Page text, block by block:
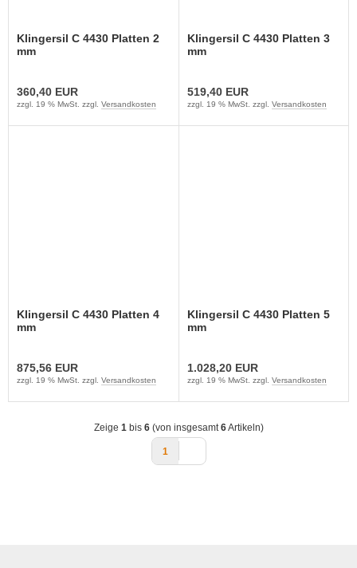
Klingersil C 4430 Platten 2
mm
360,40 EUR
zzgl. 19 % MwSt. zzgl. Versandkosten
Klingersil C 4430 Platten 3
mm
519,40 EUR
zzgl. 19 % MwSt. zzgl. Versandkosten
Klingersil C 4430 Platten 4
mm
875,56 EUR
zzgl. 19 % MwSt. zzgl. Versandkosten
Klingersil C 4430 Platten 5
mm
1.028,20 EUR
zzgl. 19 % MwSt. zzgl. Versandkosten
Zeige 1 bis 6(von insgesamt 6Artikeln)
1